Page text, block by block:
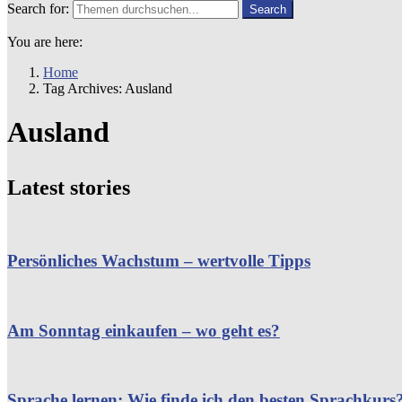
Search for: Search
You are here:
Home
Tag Archives: Ausland
Ausland
Latest stories
Persönliches Wachstum – wertvolle Tipps
Am Sonntag einkaufen – wo geht es?